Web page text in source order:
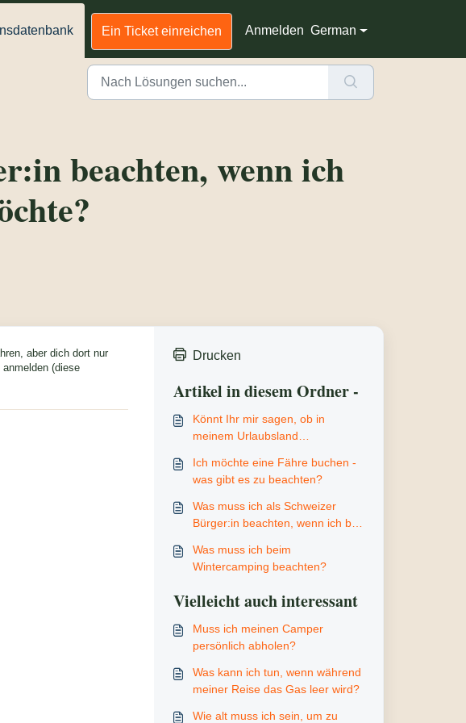
Ein Ticket einreichen Anmelden German
beachten, wenn ich
aber dich dort nur
(diese
Drucken
Artikel in diesem Ordner -
Könnt Ihr mir sagen, ob in
meinem Urlaubsland
Ich möchte eine Fähre buchen -
was gibt es zu beachten?
Was muss ich als Schweizer
Bürger:in beachten, wenn ich bei
möchte?
Was muss ich beim
Wintercamping beachten?
Vielleicht auch interessant
Muss ich meinen Camper
persönlich abholen?
Was kann ich tun, wenn während
meiner Reise das Gas leer wird?
Wie alt muss ich sein, um zu